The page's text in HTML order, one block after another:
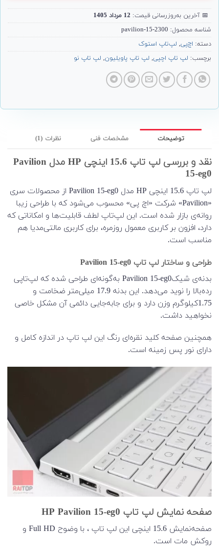
📅 آخرین به‌روزرسانی قیمت: 12 مرداد 1405
شناسه محصول: 2300-pavilion-15
دسته: اچ‌پی, لپ‌تاپ استوک
برچسب: لپ تاپ اچپی, لپ تاپ پاویلیون, لپ تاپ نو
توضیحات مشخصات فنی نظرات (1)
نقد و بررسی لپ تاپ 15.6 اینچی HP مدل Pavilion
15-eg0
لپ تاپ 15.6 اینچی HP مدل Pavilion 15-eg0 از محصولات سری
«Pavilion» شرکت «اچ پی» محسوب می‌شود که با طراحی زیبا
روانه‌ی بازار شده است. این لپ‌تاپ لطف قابلیت‌ها و امکاناتی که
دارد، افزون بر کاربری معمول روزمره، برای کاربری مالتی‌مدیا هم
مناسب است.
طراحی و ساختار لپ تاپ Pavilion 15-eg0
بدنه‌ی شیکPavilion 15-eg0 به‌گونه‌ای طراحی شده که لپ‌تاپی
رده‌بالا را نوید می‌دهد. این بدنه 17.9 میلی‌متر ضخامت و
1.75کیلوگرم وزن دارد و برای جابه‌جایی دائمی آن مشکل خاصی
نخواهید داشت.
همچنین صفحه کلید نقره‌ای رنگ این لپ تاپ در اندازه کامل و
دارای نور پس زمینه است.
صفحه نمایش لپ تاپ HP Pavilion 15-eg0
صفحه‌نمایش 15.6 اینچی این لپ تاپ ، با وضوح Full HD و
روکش مات است.